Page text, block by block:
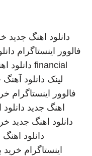
دانلود اهنگ جدید
فالوور اینستاگرام
financial دانلود
لینک دانلود آهنگ
فالوور اینستاگرام
اهنگ جدید
دانلود اهنگ جدید
دانلود
اینستاگرام خرید